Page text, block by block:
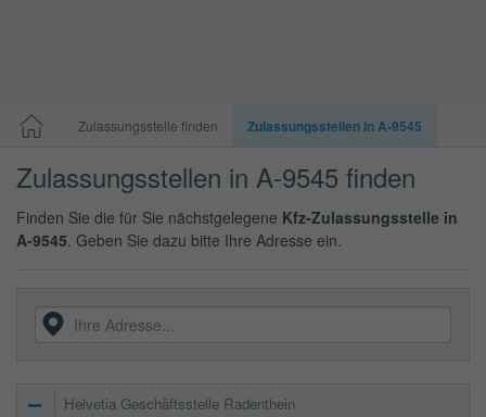
Zulassungsstelle finden Zulassungsstellen in A-9545
Zulassungsstellen in A-9545 finden
Finden Sie die für Sie nächstgelegene Kfz-Zulassungsstelle in
A-9545. Geben Sie dazu bitte Ihre Adresse ein.
Helvetia Geschäftsstelle Radenthein